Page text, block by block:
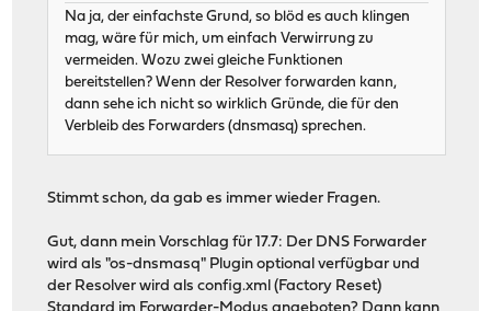
Na ja, der einfachste Grund, so blöd es auch klingen
mag, wäre für mich, um einfach Verwirrung zu
vermeiden. Wozu zwei gleiche Funktionen
bereitstellen? Wenn der Resolver forwarden kann,
dann sehe ich nicht so wirklich Gründe, die für den
Verbleib des Forwarders (dnsmasq) sprechen.
Stimmt schon, da gab es immer wieder Fragen.
Gut, dann mein Vorschlag für 17.7: Der DNS Forwarder
wird als "os-dnsmasq" Plugin optional verfügbar und
der Resolver wird als config.xml (Factory Reset)